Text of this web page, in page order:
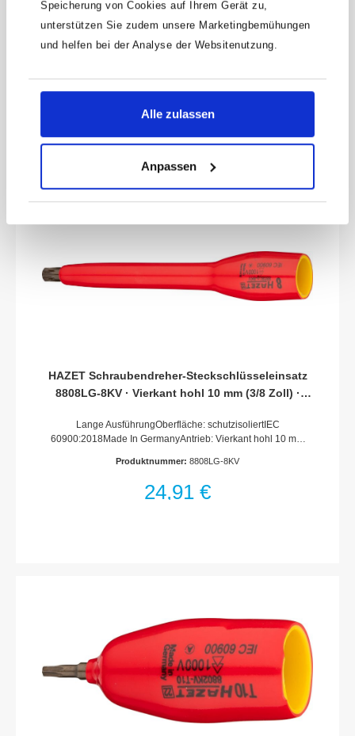
Speicherung von Cookies auf Ihrem Gerät zu,
unterstützen Sie zudem unsere Marketingbemühungen
und helfen bei der Analyse der Websitenutzung.
Alle zulassen
Anpassen
(1/2 Zoll) · Außen Sechskant-Tractionsprofil · 13
mm
Oberfläche: schutzisoliertIEC 60900:2018Made In
GermanyAntrieb: Vierkant hohl 12,5 mm (1/2 Zoll)Abtrieb:
16,62 €
HAZET Schraubendreher-Steckschlüsseleinsatz
8808LG-8KV · Vierkant hohl 10 mm (3/8 Zoll) ·
Lange AusführungOberfläche: schutzisoliertIEC
60900:2018Made In GermanyAntrieb: Vierkant hohl 10 mm
M8Abmessungen / Länge: 145.5 mmLänge l1: 100
Produktnummer: 8808LG-8KV
24,91 €